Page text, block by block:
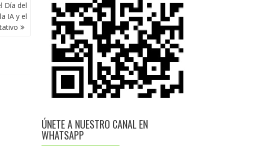
Día del
IA y el
ÚNETE A NUESTRO CANAL EN
WHATSAPP